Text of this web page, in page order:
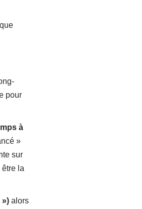
pour
à
»
sur
être la
») alors